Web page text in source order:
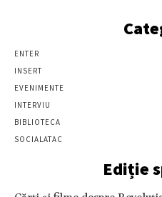
ENTER
INSERT
EVENIMENTE
INTERVIU
BIBLIOTECA
SOCIALATAC
Ediție